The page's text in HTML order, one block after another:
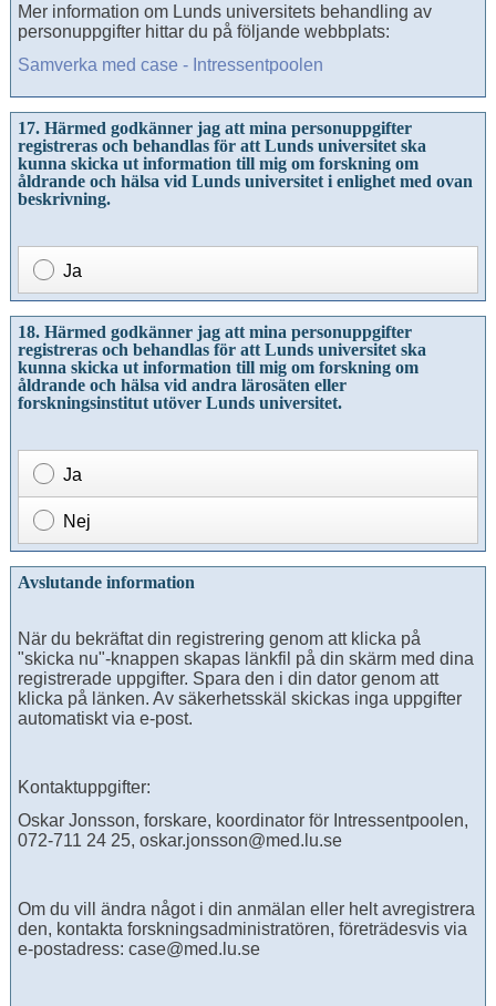
Mer information om Lunds universitets behandling av
personuppgifter hittar du på följande webbplats:
Samverka med case - Intressentpoolen
17. Härmed godkänner jag att mina personuppgifter
registreras och behandlas för att Lunds universitet ska
kunna skicka ut information till mig om forskning om
åldrande och hälsa vid Lunds universitet i enlighet med ovan
beskrivning.
Ja
18. Härmed godkänner jag att mina personuppgifter
registreras och behandlas för att Lunds universitet ska
kunna skicka ut information till mig om forskning om
åldrande och hälsa vid andra lärosäten eller
forskningsinstitut utöver Lunds universitet.
Ja
Nej
Avslutande information
När du bekräftat din registrering genom att klicka på
"skicka nu"-knappen skapas länkfil på din skärm med dina
registrerade uppgifter. Spara den i din dator genom att
klicka på länken. Av säkerhetsskäl skickas inga uppgifter
automatiskt via e-post.
Kontaktuppgifter:
Oskar Jonsson, forskare, koordinator för Intressentpoolen,
072-711 24 25, oskar.jonsson@med.lu.se
Om du vill ändra något i din anmälan eller helt avregistrera
den, kontakta forskningsadministratören, företrädesvis via
e-postadress: case@med.lu.se